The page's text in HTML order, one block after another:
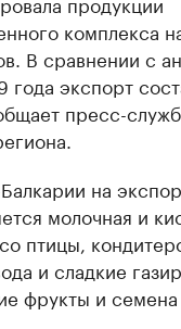
комплекса
В сравнении с
экспорт
пресс-
на
молочная и
птицы,
и сладкие
фрукты и